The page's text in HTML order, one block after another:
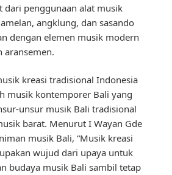
dari penggunaan alat musik
angklung, dan sasando
dengan elemen musik modern
aransemen.
kreasi tradisional Indonesia
musik kontemporer Bali yang
unsur musik Bali tradisional
barat. Menurut I Wayan Gde
musik Bali, “Musik kreasi
wujud dari upaya untuk
budaya musik Bali sambil tetap